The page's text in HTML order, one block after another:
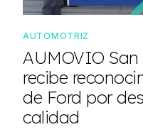
AUTOMOTRIZ
AUMOVIO
recibe
de Ford por
calidad